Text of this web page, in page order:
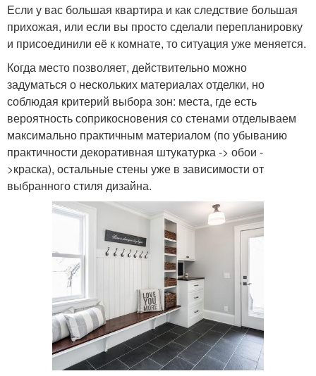
Если у вас большая квартира и как следствие большая
прихожая, или если вы просто сделали перепланировку
и присоединили её к комнате, то ситуация уже меняется.
Когда место позволяет, действительно можно
задуматься о нескольких материалах отделки, но
соблюдая критерий выбора зон: места, где есть
вероятность соприкосновения со стенами отделываем
максимально практичным материалом (по убыванию
практичности декоративная штукатурка -> обои -
>краска), остальные стены уже в зависимости от
выбранного стиля дизайна.